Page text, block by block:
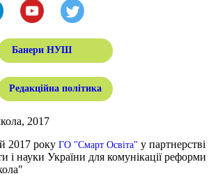
Банери НУШ
Редакційна політика
2017
2017 року ГО "Смарт Освіта" у партнерстві
і науки України для комунікації реформи